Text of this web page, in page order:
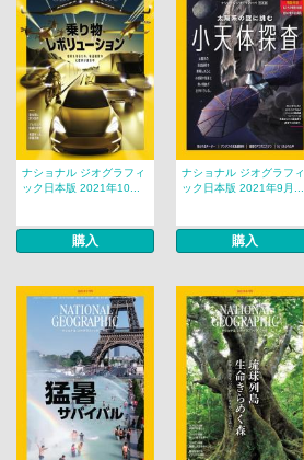
ナショナル ジオグラフィ
ック日本版 2021年10...
購入
ナショナル ジオグラフィ
ック日本版 2021年9月...
購入